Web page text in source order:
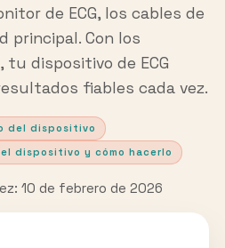
de ECG, los cables de
principal. Con los
dispositivo de ECG
fiables cada vez.
del dispositivo
dispositivo y cómo hacerlo
10 de febrero de 2026